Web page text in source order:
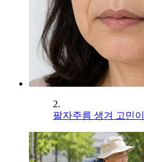
2.
팔자주름 생겨 고민